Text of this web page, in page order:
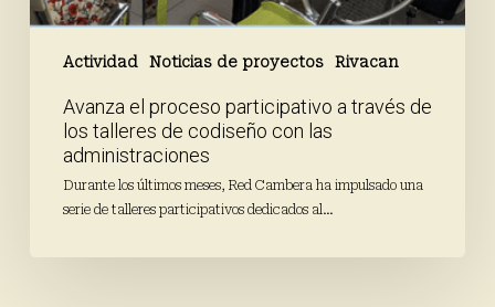
Actividad Noticias de proyectos Rivacan
Avanza el proceso participativo a través de
los talleres de codiseño con las
administraciones
Durante los últimos meses, Red Cambera ha impulsado una
serie de talleres participativos dedicados al…